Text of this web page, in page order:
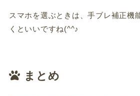
スマホを選ぶときは、手ブレ補正機
くといいですね(^^♪
まとめ